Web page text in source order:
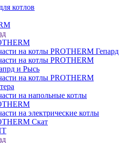
котлов
на котлы PROTHERM Гепард
на котлы PROTHERM
и Рысь
на котлы PROTHERM
на напольные котлы
на электрические котлы
Скат